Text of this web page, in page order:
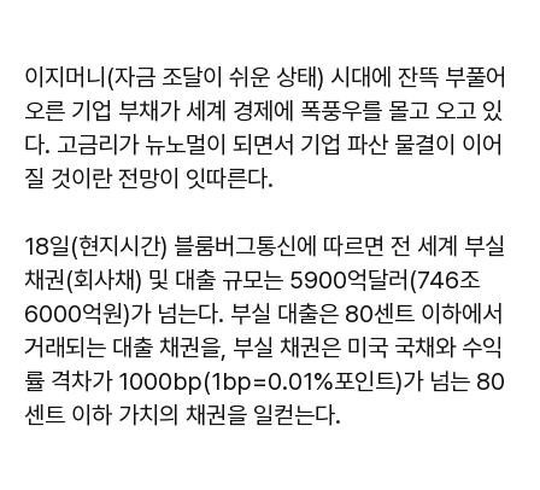
이지머니(자금 조달이 쉬운 상태) 시대에 잔뜩 부풀어
오른 기업 부채가 세계 경제에 폭풍우를 몰고 오고 있
다. 고금리가 뉴노멀이 되면서 기업 파산 물결이 이어
질 것이란 전망이 잇따른다.
18일(현지시간) 블룸버그통신에 따르면 전 세계 부실
채권(회사채) 및 대출 규모는 5900억달러(746조
6000억원)가 넘는다. 부실 대출은 80센트 이하에서
거래되는 대출 채권을, 부실 채권은 미국 국채와 수익
률 격차가 1000bp(1bp=0.01%포인트)가 넘는 80
센트 이하 가치의 채권을 일컫는다.